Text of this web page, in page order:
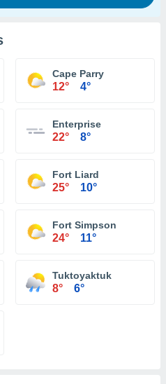
Cape Parry
12° 4°
Enterprise
22° 8°
Fort Liard
25° 10°
Fort Simpson
24° 11°
Tuktoyaktuk
8° 6°